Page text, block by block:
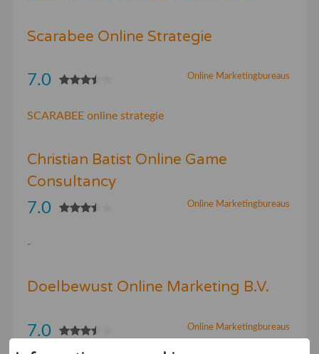
Scarabee Online Strategie
Online Marketingbureaus
7.0
SCARABEE online strategie
Christian Batist Online Game
Consultancy
Online Marketingbureaus
7.0
-
Doelbewust Online Marketing B.V.
Online Marketingbureaus
7.0